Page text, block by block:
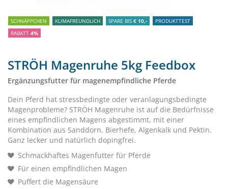
SCHNÄPPCHEN KLIMAFREUNDLICH SPARE BIS € 10,-
PRODUKTTEST
RABATT 4%
STRÖH Magenruhe 5kg Feedbox
Ergänzungsfutter für magenempfindliche Pferde
Dein Pferd hat stressbedingte oder veranlagungsbedingte
Magenprobleme? STRÖH Magenruhe ist auf die Bedürfnisse
eines empfindlichen Magens abgestimmt, mit einer
Kombination aus Sanddorn, Bierhefe, Algenkalk und Pektin.
Ganz lecker und natürlich dopingfrei.
Schmackhaftes Magenfutter für Pferde
Für einen empfindlichen Magen
Puffert die Magensäure